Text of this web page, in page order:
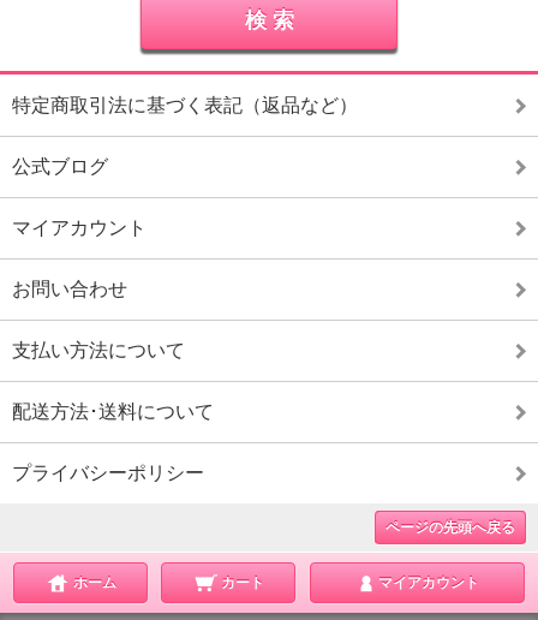
特定商取引法に基づく表記（返品など）
公式ブログ
マイアカウント
お問い合わせ
支払い方法について
配送方法･送料について
プライバシーポリシー
ページの先頭へ戻る
ホーム カート マイアカウント